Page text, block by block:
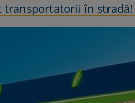
transportatorii în